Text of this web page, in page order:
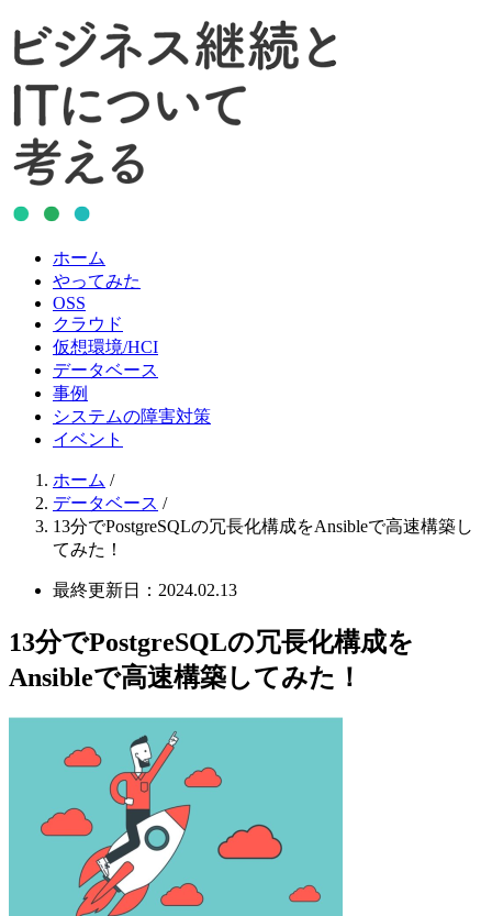
ホーム
やってみた
OSS
クラウド
仮想環境/HCI
データベース
事例
システムの障害対策
イベント
ホーム /
データベース /
13分でPostgreSQLの冗長化構成をAnsibleで高速構築し
てみた！
最終更新日：2024.02.13
13分でPostgreSQLの冗長化構成を
Ansibleで高速構築してみた！